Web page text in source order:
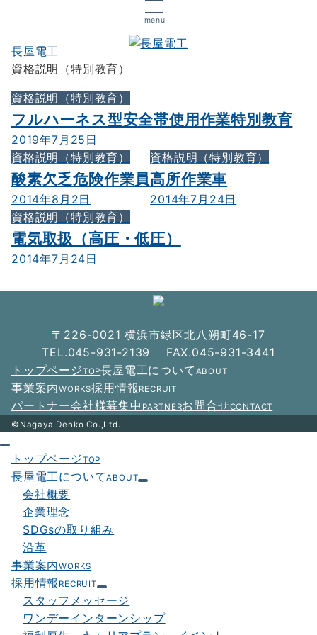
menu
長屋電工
資格説明（特別教育）
資格説明（特別教育）
フルハーネス型安全帯使用作業特別教育
2019年7月25日
資格説明（特別教育）
酸素欠乏危険作業員
2014年8月2日
資格説明（特別教育）
高所作業車
2014年7月24日
資格説明（特別教育）
電気取扱（高圧・低圧）
2014年7月24日
〒226-0021 横浜市緑区北八朔町46-17
TEL.045-931-2139 FAX.045-931-3441
トップページTOP長屋電工について ABOUT
事業案内WORKS採用情報 RECRUIT
パートナー会社様募集中 PARTNERお問合せCONTACT
©Nagaya Denko Co.,Ltd.
トップページTOP
長屋電工についてABOUT
会社概要
企業理念
SDGsの取り組み
沿革
事業案内WORKS
採用情報 RECRUIT
スタッフメッセージ
ワンデーインターンシップ